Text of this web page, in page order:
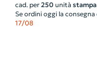
cad. per 250unità
Se ordini oggi la consegna
17/08